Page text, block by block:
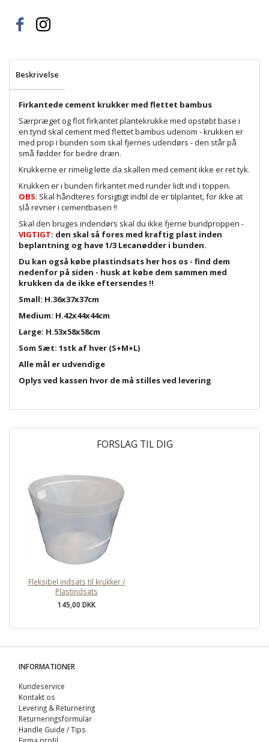
Beskrivelse
Firkantede cement krukker med flettet bambus
Særpræget og flot firkantet plantekrukke med opstøbt base i
en tynd skal cement med flettet bambus udenom - krukken er
med prop i bunden som skal fjernes udendørs - den står på
små fødder for bedre dræn.
Krukkerne er rimelig lette da skallen med cement ikke er ret tyk.
Krukken er i bunden firkantet med runder lidt ind i toppen.
OBS: Skal håndteres forsigtigt indtil de er tilplantet, for ikke at
slå revner i cementbasen !!
Skal den bruges indendørs skal du ikke fjerne bundproppen -
VIGTIGT: den skal så fores med kraftig plast inden
beplantning og have 1/3 Lecanødder i bunden.
Du kan også købe plastindsats her hos os - find dem
nedenfor på siden - husk at købe dem sammen med
krukken da de ikke eftersendes !!
Small: H.36x37x37cm
Medium: H.42x44x44cm
Large: H.53x58x58cm
Som Sæt: 1stk af hver (S+M+L)
Alle mål er udvendige
Oplys ved kassen hvor de må stilles ved levering
FORSLAG TIL DIG
Fleksibel indsats til krukker /
Plastindsats
145,00 DKK
INFORMATIONER
Kundeservice
Kontakt os
Levering & Returnering
Returneringsformular
Handle Guide / Tips